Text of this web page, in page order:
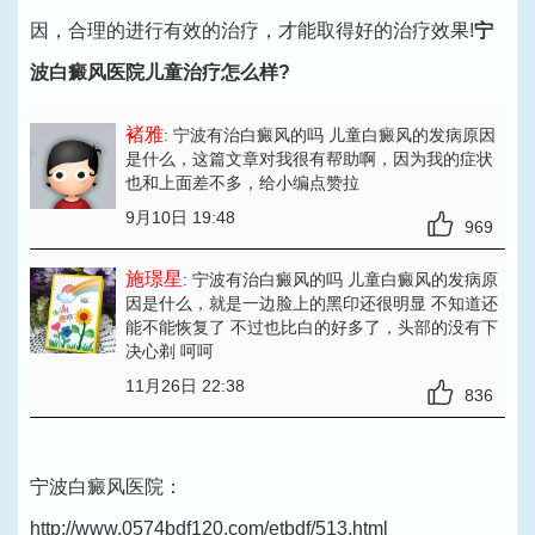
因，合理的进行有效的治疗，才能取得好的治疗效果!宁
波白癜风医院儿童治疗怎么样?
褚雅: 宁波有治白癜风的吗 儿童白癜风的发病原因
是什么 ，这篇文章对我很有帮助啊，因为我的症状
也和上面差不多，给小编点赞拉
9月10日 19:48
969
施璟星: 宁波有治白癜风的吗 儿童白癜风的发病原
因是什么 ，就是一边脸上的黑印还很明显 不知道还
能不能恢复了 不过也比白的好多了，头部的没有下
决心剃 呵呵
11月26日 22:38
836
宁波白癜风医院：
http://www.0574bdf120.com/etbdf/513.html